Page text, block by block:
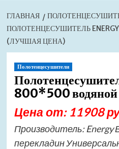
ГЛАВНАЯ
ПОЛОТЕНЦЕСУШИТЕЛЬ
(ЛУЧШАЯ ЦЕНА)
Полотенцесушители
800*500
Цена от: 11908
Производитель: Energy
перекладин